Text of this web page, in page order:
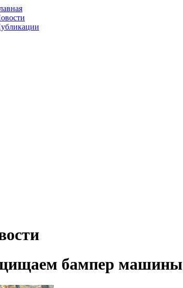
бампер машины